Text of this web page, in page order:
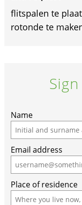
flitspalen te
rotonde te
If
you
are
a
human,
ignore
this
field
Name
Email address
Place of residence